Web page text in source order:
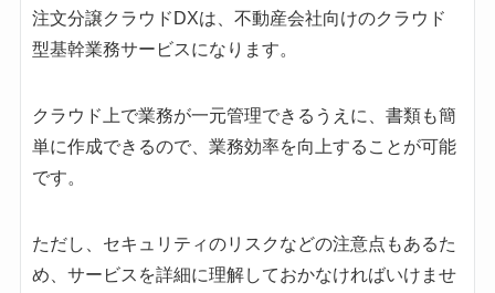
注文分譲クラウドDXは、不動産会社向けのクラウド
型基幹業務サービスになります。
クラウド上で業務が一元管理できるうえに、書類も簡
単に作成できるので、業務効率を向上することが可能
です。
ただし、セキュリティのリスクなどの注意点もあるた
め、サービスを詳細に理解しておかなければいけませ